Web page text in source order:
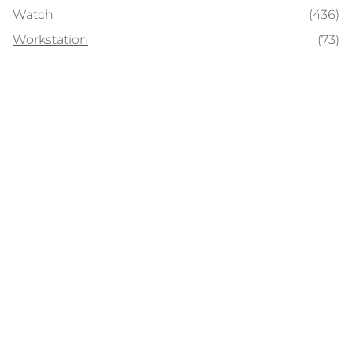
Watch
(436)
Workstation
(73)